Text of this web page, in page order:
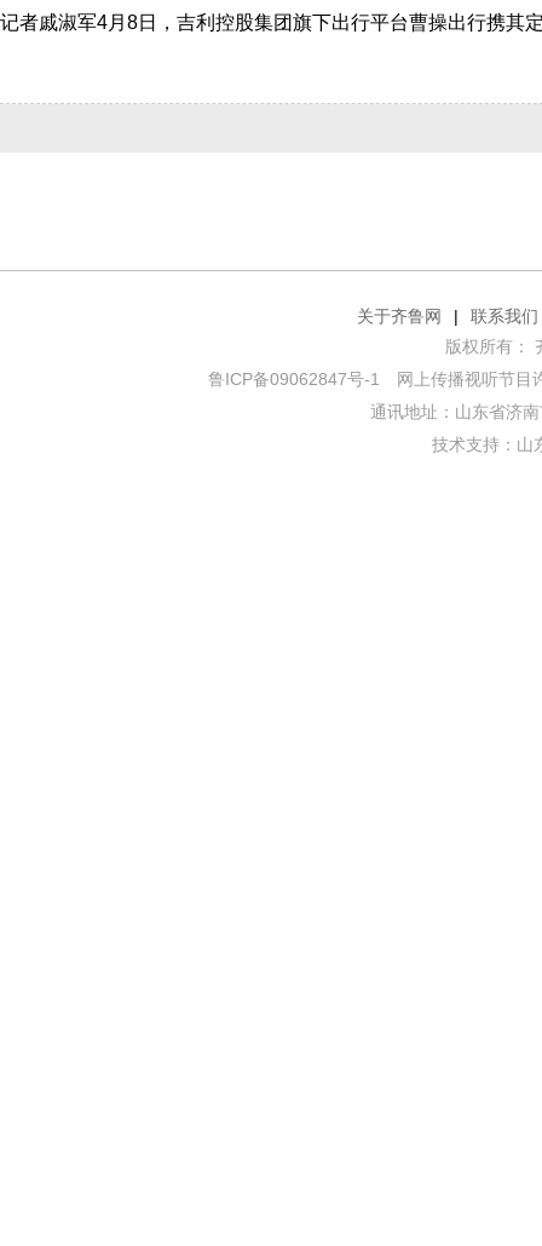
关于齐鲁网 |
联系我们
版权所有：
鲁ICP备09062847号-1
网上传播视听节目
通讯地址：山东省济
技术支持： 山